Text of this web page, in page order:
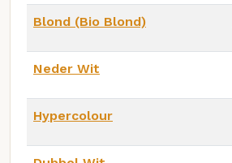
Blond (Bio Blond)
Neder Wit
Hypercolour